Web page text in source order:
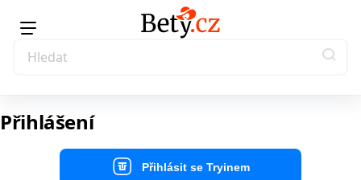
Přihlášení
Přihlásit se Tryinem